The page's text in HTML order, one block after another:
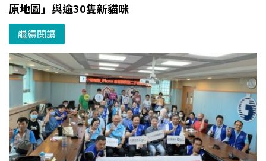
原地圖」與逾30隻新貓咪
繼續閱讀